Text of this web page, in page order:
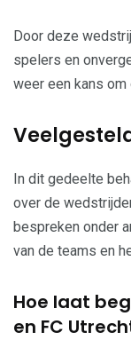
Door deze
spelers en
weer een kans
In dit gedeelte
over de
bespreken onder
van de teams en
Hoe laat
en FC